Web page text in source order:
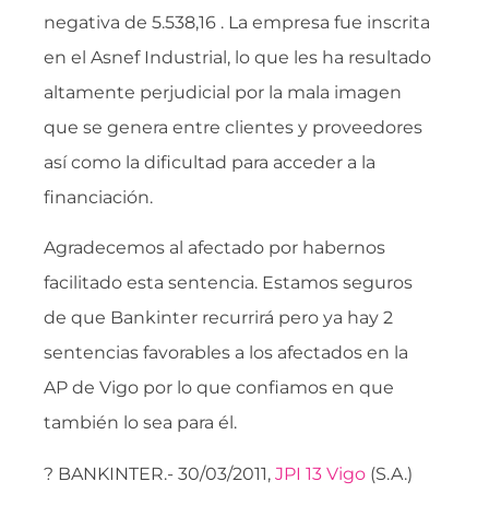
negativa de 5.538,16 . La empresa fue inscrita
en el Asnef Industrial, lo que les ha resultado
altamente perjudicial por la mala imagen
que se genera entre clientes y proveedores
así como la dificultad para acceder a la
financiación.
Agradecemos al afectado por habernos
facilitado esta sentencia. Estamos seguros
de que Bankinter recurrirá pero ya hay 2
sentencias favorables a los afectados en la
AP de Vigo por lo que confiamos en que
también lo sea para él.
? BANKINTER.- 30/03/2011, JPI 13 Vigo (S.A.)